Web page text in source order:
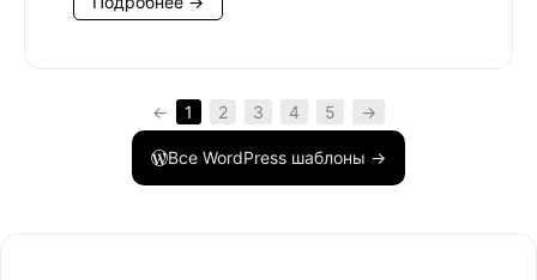
← 1 2 3 4 5 →
Все WordPress шаблоны →